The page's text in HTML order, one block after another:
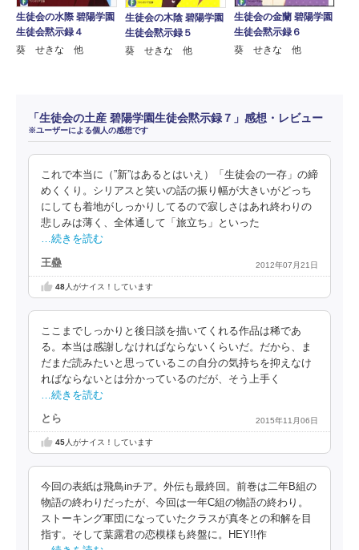
生徒会の水際 碧陽学園
生徒会黙示録４
葵 せきな 他
生徒会の木陰 碧陽学園
生徒会黙示録５
葵 せきな 他
生徒会の金蘭 碧陽学園
生徒会黙示録６
葵 せきな 他
「生徒会の土産 碧陽学園生徒会黙示録７」感想・レビュー
※ユーザーによる個人の感想です
これで本当に（”新”はあるとはいえ）「生徒会の一存」の締
めくくり。シリアスと笑いの話の振り幅が大きいがどっち
にしても着地がしっかりしてるので寂しさはあれ終わりの
悲しみは薄く、全体通して「旅立ち」といった
…続きを読む
王蠱 2012年07月21日
48人がナイス！しています
ここまでしっかりと後日談を描いてくれる作品は稀であ
る。本当は感謝しなければならないくらいだ。だから、ま
だまだ読みたいと思っているこの自分の気持ちを抑えなけ
ればならないとは分かっているのだが、そう上手く
…続きを読む
とら 2015年11月06日
45人がナイス！しています
今回の表紙は飛鳥inチア。外伝も最終回。前巻は二年B組の
物語の終わりだったが、今回は一年C組の物語の終わり。
ストーキング軍団になっていたクラスが真冬との和解を目
指す。そして葉露君の恋模様も終盤に。HEY!!作